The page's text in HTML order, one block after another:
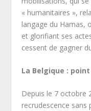
« humanitaires »,
langage du Hamas,
et glorifiant ses
cessent de gagner
La Belgique :
Depuis le 7 octobre
recrudescence sans